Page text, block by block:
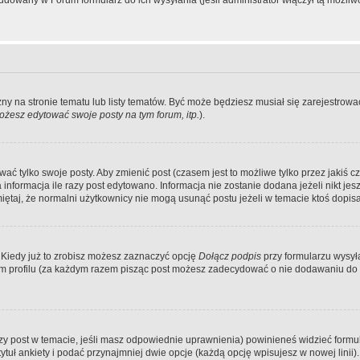
na stronie tematu lub listy tematów. Być może będziesz musiał się
edytować swoje posty na tym forum, itp.).
tylko swoje posty. Aby zmienić post (czasem jest to możliwe tylko przez jakiś
ile razy post edytowano. Informacja nie zostanie dodana jeżeli nikt
że normalni użytkownicy nie mogą usunąć postu jeżeli w temacie ktoś
już to zrobisz możesz zaznaczyć opcję Dołącz podpis przy formularzu
(za każdym razem pisząc post możesz zadecydować o nie dodawaniu
post w temacie, jeśli masz odpowiednie uprawnienia) powinieneś widzieć
ankiety i podać przynajmniej dwie opcje (każdą opcję wpisujesz w nowej